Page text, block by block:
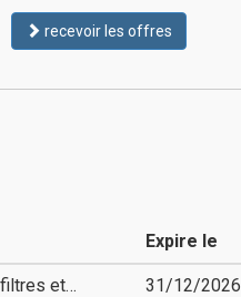
recevoir les offres
Expire le
et… 31/12/2026